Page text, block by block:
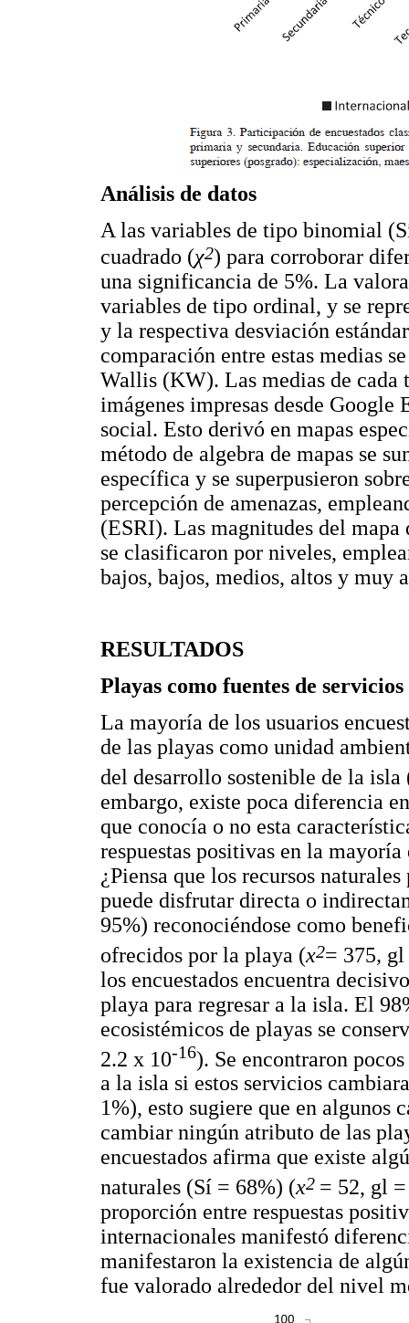
Análisis de datos
A las variables de tipo binomial
cuadrado (χ2) para corroborar
una significancia de 5%. La
variables de tipo ordinal, y se
y la respectiva desviación
comparación entre estas medias
Wallis (KW). Las medias de cada
imágenes impresas desde
social. Esto derivó en mapas
método de algebra de mapas se
específica y se superpusieron
percepción de amenazas,
(ESRI). Las magnitudes del mapa
se clasificaron por niveles,
bajos, bajos, medios, altos y muy
RESULTADOS
Playas como fuentes de servicios
La mayoría de los usuarios
de las playas como unidad
del desarrollo sostenible de la isla
embargo, existe poca diferencia
que conocía o no esta
respuestas positivas en la
¿Piensa que los recursos
puede disfrutar directa o
95%) reconociéndose como
ofrecidos por la playa (x2= 375, gl
los encuestados encuentra
playa para regresar a la isla. El
ecosistémicos de playas se
2.2 x 10-16). Se encontraron
a la isla si estos servicios
1%), esto sugiere que en algunos
cambiar ningún atributo de las
encuestados afirma que existe
naturales (Sí = 68%) (x2 = 52, gl
proporción entre respuestas
internacionales manifestó
manifestaron la existencia de
fue valorado alrededor del nivel